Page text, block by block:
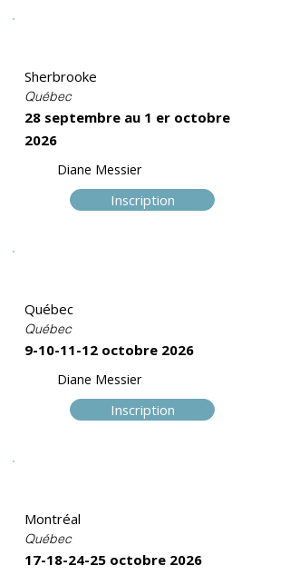
Sherbrooke
Québec
28 septembre au 1 er octobre
2026
Diane Messier
Inscription
Québec
Québec
9-10-11-12 octobre 2026
Diane Messier
Inscription
Montréal
Québec
17-18-24-25 octobre 2026